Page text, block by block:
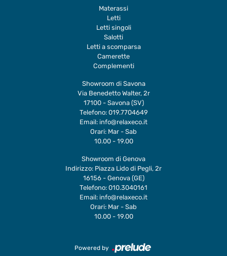
Materassi
Letti
Letti singoli
Salotti
Letti a scomparsa
Camerette
Complementi
Showroom di Savona
Via Benedetto Walter, 2r
17100 - Savona (SV)
Telefono: 019.7704649
Email: info@relaxeco.it
Orari: Mar - Sab
10.00 - 19.00
Showroom di Genova
Indirizzo: Piazza Lido di Pegli, 2r
16156 - Genova (GE)
Telefono: 010.3040161
Email: info@relaxeco.it
Orari: Mar - Sab
10.00 - 19.00
Powered by